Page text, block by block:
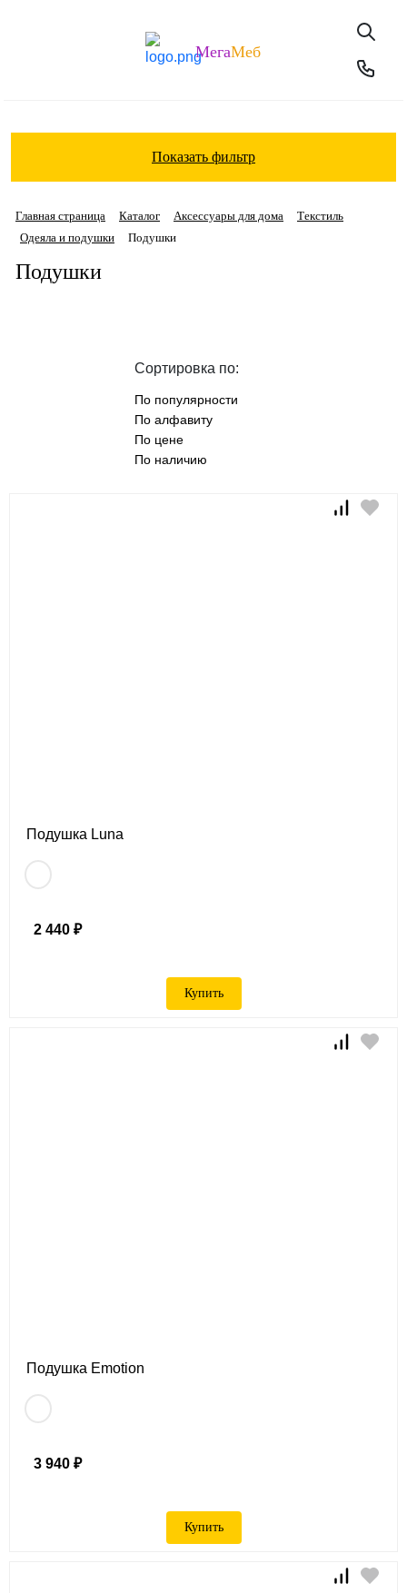
МегаМеб
Показать фильтр
Главная страница Каталог Аксессуары для дома
Текстиль
Одеяла и подушки
Подушки
Подушки
Сортировка по:
По популярности
По алфавиту
По цене
По наличию
Подушка Luna
2 440 ₽
Купить
Подушка Emotion
3 940 ₽
Купить